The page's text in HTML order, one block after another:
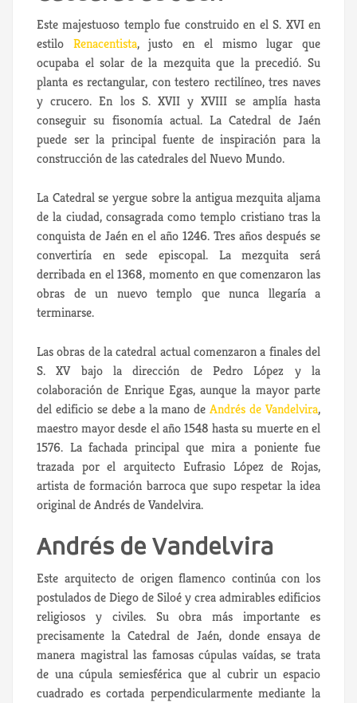
Este majestuoso templo fue construido en el S. XVI en
estilo Renacentista, justo en el mismo lugar que
ocupaba el solar de la mezquita que la precedió. Su
planta es rectangular, con testero rectilíneo, tres naves
y crucero. En los S. XVII y XVIII se amplía hasta
conseguir su fisonomía actual. La Catedral de Jaén
puede ser la principal fuente de inspiración para la
construcción de las catedrales del Nuevo Mundo.
La Catedral se yergue sobre la antigua mezquita aljama
de la ciudad, consagrada como templo cristiano tras la
conquista de Jaén en el año 1246. Tres años después se
convertiría en sede episcopal. La mezquita será
derribada en el 1368, momento en que comenzaron las
obras de un nuevo templo que nunca llegaría a
terminarse.
Las obras de la catedral actual comenzaron a finales del
S. XV bajo la dirección de Pedro López y la
colaboración de Enrique Egas, aunque la mayor parte
del edificio se debe a la mano deAndrés de Vandelvira,
maestro mayor desde el año 1548 hasta su muerte en el
1576. La fachada principal que mira a poniente fue
trazada por el arquitecto Eufrasio López de Rojas,
artista de formación barroca que supo respetar la idea
original de Andrés de Vandelvira.
Andrés de Vandelvira
Este arquitecto de origen flamenco continúa con los
postulados de Diego de Siloé y crea admirables edificios
religiosos y civiles. Su obra más importante es
precisamente la Catedral de Jaén, donde ensaya de
manera magistral las famosas cúpulas vaídas, se trata
de una cúpula semiesférica que al cubrir un espacio
cuadrado es cortada perpendicularmente mediante la